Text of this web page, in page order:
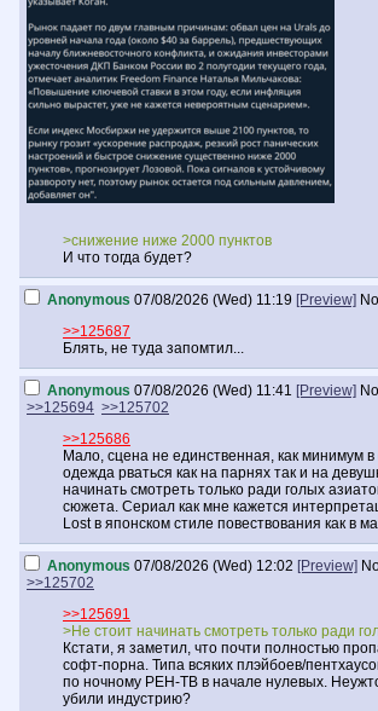
>снижение ниже 2000 пунктов
И что тогда будет?
Anonymous 07/08/2026 (Wed) 11:19 [Preview]
>>125687
Блять, не туда запомтил...
Anonymous 07/08/2026 (Wed) 11:41 [Preview]
>>125694 >>125702
>>125686
Мало, сцена не единственная, как минимум
одежда рваться как на парнях так и на
начинать смотреть только ради голых
сюжета. Сериал как мне кажется
Lost в японском стиле повествования как в
Anonymous 07/08/2026 (Wed) 12:02 [Preview]
>>125702
>>125691
>Не стоит начинать смотреть только ради
Кстати, я заметил, что почти полностью
софт-порна. Типа всяких плэйбоев/
по ночному РЕН-ТВ в начале нулевых.
убили индустрию?